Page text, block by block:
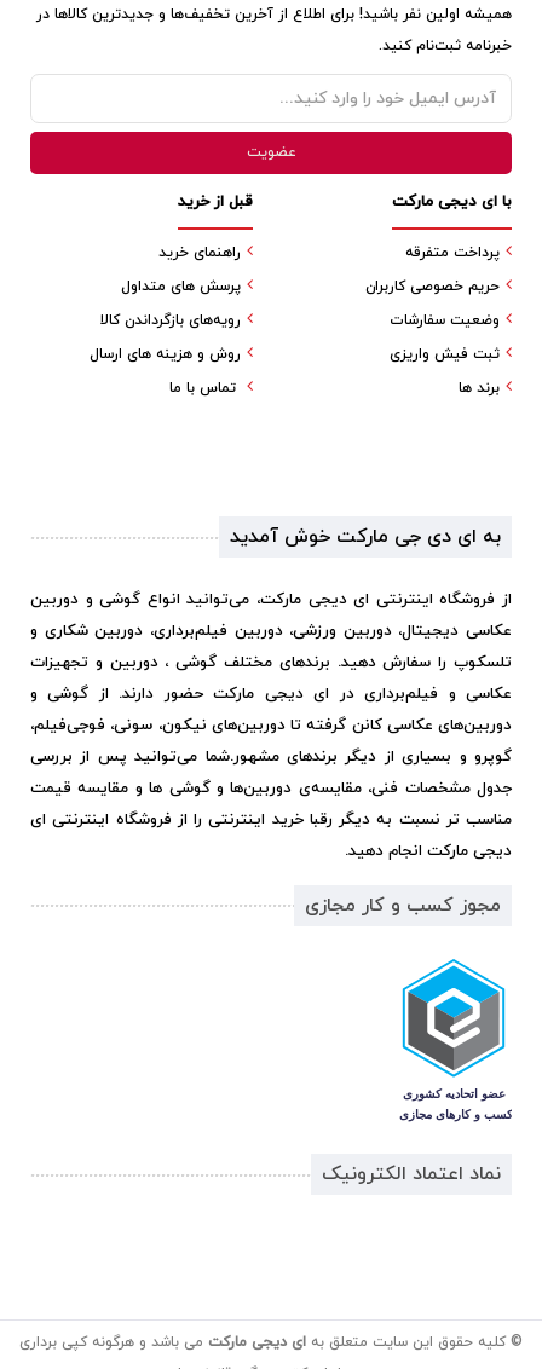
همیشه اولین نفر باشید! برای اطلاع از آخرین تخفیف‌ها و جدیدترین کالاها در
خبرنامه ثبت‌نام کنید.
قبل از خرید
راهنمای خرید
پرسش های متداول
رویه‌های بازگرداندن کالا
روش و هزینه های ارسال
تماس با ما
با ای دیجی مارکت
پرداخت متفرقه
حریم خصوصی کاربران
وضعیت سفارشات
ثبت فیش واریزی
برند ها
به ای دی جی مارکت خوش آمدید
از فروشگاه اینترنتی ای دیجی مارکت، می‌توانید انواع گوشی و دوربین
عکاسی دیجیتال، دوربین ورزشی، دوربین فیلم‌برداری، دوربین شکاری و
تلسکوپ را سفارش دهید. برندهای مختلف گوشی ، دوربین و تجهیزات
عکاسی و فیلم‌برداری در ای دیجی مارکت حضور دارند. از گوشی و
دوربین‌های عکاسی کانن گرفته تا دوربین‌های نیکون، سونی، فوجی‌فیلم،
گوپرو و بسیاری از دیگر برندهای مشهور.شما می‌توانید پس از بررسی
جدول مشخصات فنی، مقایسه‌ی دوربین‌ها و گوشی ها و مقایسه قیمت
مناسب تر نسبت به دیگر رقبا خرید اینترنتی را از فروشگاه اینترنتی ای
دیجی مارکت انجام دهید.
مجوز کسب و کار مجازی
نماد اعتماد الکترونیک
© کلیه حقوق این سایت متعلق به ای دیجی مارکت می باشد و هرگونه کپی برداری